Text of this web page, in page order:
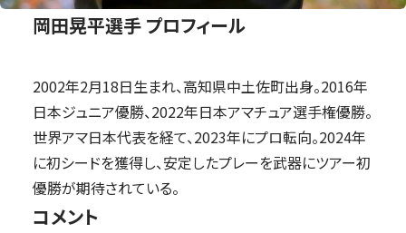
岡田晃平選手 プロフィール
2002年2月18日生まれ、高知県中土佐町出身。2016年
日本ジュニア優勝、2022年日本アマチュア選手権優勝。
世界アマ日本代表を経て、2023年にプロ転向。2024年
に初シードを獲得し、安定したプレーを武器にツアー初
優勝が期待されている。
コメント